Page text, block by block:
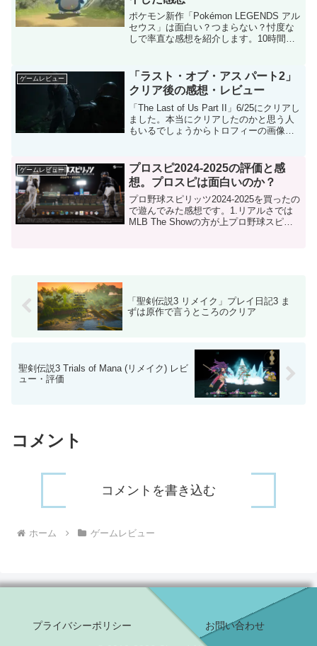
ポケモン新作「Pokémon LEGENDS アル
セウス」は面白い？つまらない？忖度な
しで率直な感想を紹介します。10時間ほ
70点くらい。ポケモンの大ファンの人な
ら楽...
ゲームレビュー
「ラスト・オブ・アス パート2」
クリア後の感想・レビュー
「The Last of Us Part II」6/25にクリアし
ました。本当にクリアしたのかと思う人
もいるでしょうからトロフィーの画像で
語上重要なネタバレは伏せてあり...
ゲームレビュー
プロスピ2024-2025の評価と感
想。プロスピは面白いのか？
プロ野球スピリッツ2024-2025を買ったの
で遊んでみた感想です。1.リアルさでは
MLB The Showの方が上プロ野球スピリ
「聖剣伝説3 リメイク」プレイ日記3 ま
ずは原作で言うところのクリア
聖剣伝説3 Trials of Mana (リメイク) レビ
ュー・評価
コメント
コメントを書き込む
ホーム ゲームレビュー
プライバシーポリシー お問い合わせ